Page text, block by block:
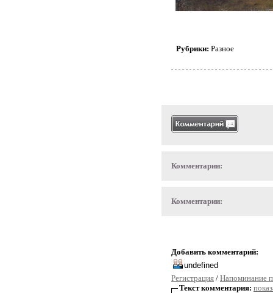
Рубрики: Разное
Комментарии:
Комментарии:
Добавить комментарий:
Регистрация / Напоминание
Текст комментария: